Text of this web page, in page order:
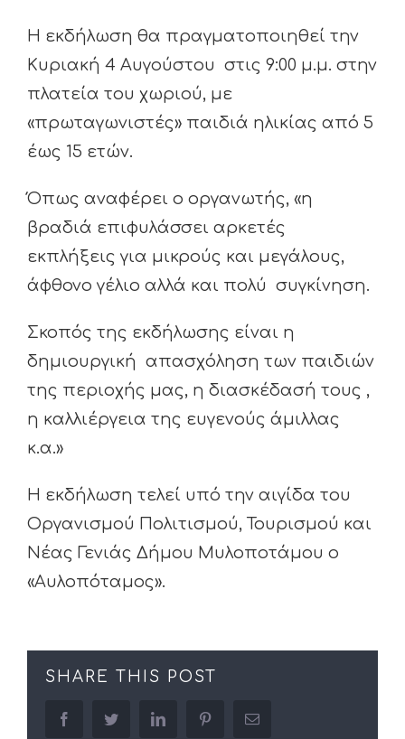
Η εκδήλωση θα πραγματοποιηθεί την
Κυριακή 4 Αυγούστου στις 9:00 μ.μ. στην
πλατεία του χωριού, με
«πρωταγωνιστές» παιδιά ηλικίας από 5
έως 15 ετών.
Όπως αναφέρει ο οργανωτής, «η
βραδιά επιφυλάσσει αρκετές
εκπλήξεις για μικρούς και μεγάλους,
άφθονο γέλιο αλλά και πολύ συγκίνηση.
Σκοπός της εκδήλωσης είναι η
δημιουργική απασχόληση των παιδιών
της περιοχής μας, η διασκέδασή τους ,
η καλλιέργεια της ευγενούς άμιλλας
κ.α.»
Η εκδήλωση τελεί υπό την αιγίδα του
Οργανισμού Πολιτισμού, Τουρισμού και
Νέας Γενιάς Δήμου Μυλοποτάμου ο
«Αυλοπόταμος».
SHARE THIS POST
facebooktwitter linkedin pinterestEmail